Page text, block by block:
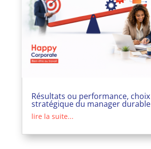
Résultats ou performance, choix
stratégique du manager durable
lire la suite...